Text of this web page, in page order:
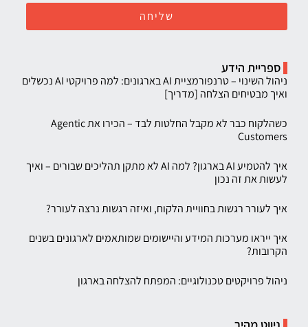
שליחה
ספריית הידע
ניהול השינוי – טרנפורמציית AI בארגונים: למה פרויקטי AI נכשלים
ואיך מבטיחים הצלחה [מדריך]
כשהלקוח כבר לא מקבל החלטות לבד – הכירו את Agentic
Customers
איך להטמיע AI בארגון? למה AI לא מתקן תהליכים שבורים – ואיך
לעשות את זה נכון
איך לעורר רגשות בחוויית הלקוח, ואיזה רגשות נרצה לעורר?
איך ייראו מערכות המידע והיישומים שמותאמים לארגונים בשנים
הקרובות?
ניהול פרויקטים טכנולוגיים: המפתח להצלחה בארגון